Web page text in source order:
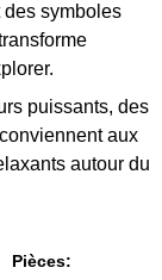
des symboles
puissants, des
aux
autour du
Pièces: